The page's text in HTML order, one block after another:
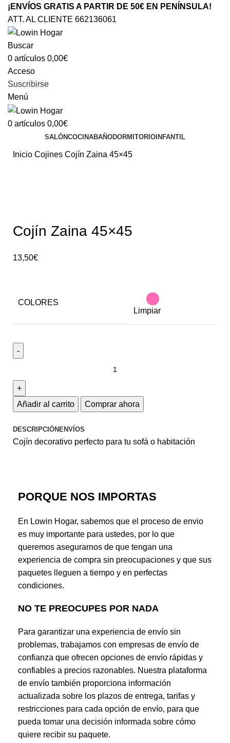
¡ENVÍOS GRATIS A PARTIR DE 50€ EN PENÍNSULA!
ATT. AL CLIENTE 662136061
Buscar
0 artículos 0,00€
Acceso
Suscribirse
Menú
0 artículos 0,00€
SALÓNCOCINABAÑODORMITORIOINFANTIL
Inicio Cojines Cojín Zaina 45×45
Cojín Zaina 45×45
13,50€
COLORES
Limpiar
Añadir al carrito Comprar ahora
DESCRIPCIÓN ENVÍOS
Cojín decorativo perfecto para tu sofá o habitación
PORQUE NOS IMPORTAS
En Lowin Hogar, sabemos que el proceso de envio
es muy importante para ustedes, por lo que
queremos asegurarnos de que tengan una
experiencia de compra sin preocupaciones y que sus
paquetes lleguen a tiempo y en perfectas
condiciones.
NO TE PREOCUPES POR NADA
Para garantizar una experiencia de envío sin
problemas, trabajamos con empresas de envío de
confianza que ofrecen opciones de envío rápidas y
confiables a precios razonables. Nuestra plataforma
de envío también proporciona información
actualizada sobre los plazos de entrega, tarifas y
restricciones para cada opción de envío, para que
pueda tomar una decisión informada sobre cómo
quiere recibir su paquete.